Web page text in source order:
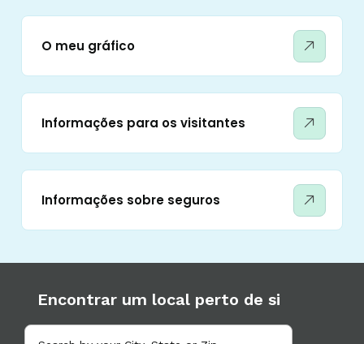
O meu gráfico
Informações para os visitantes
Informações sobre seguros
Encontrar um local perto de si